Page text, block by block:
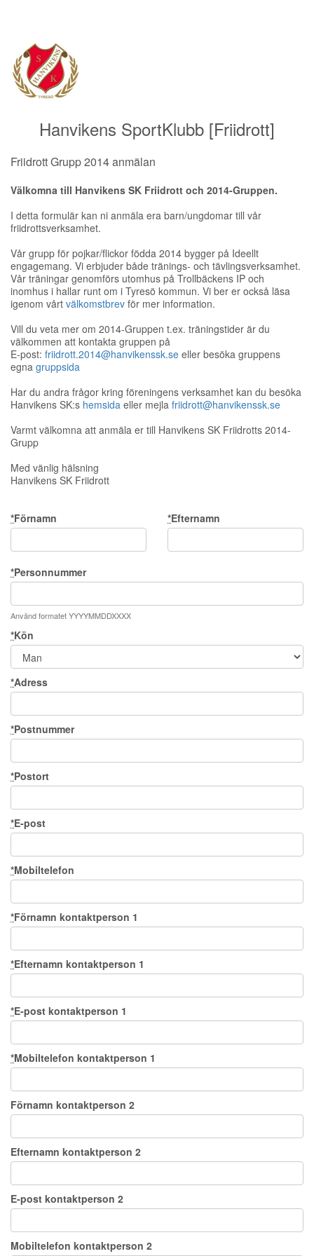
Hanvikens SportKlubb [Friidrott]
Friidrott Grupp 2014 anmälan
Välkomna till Hanvikens SK Friidrott och 2014-Gruppen.
I detta formulär kan ni anmäla era barn/ungdomar till vår
friidrottsverksamhet.
Vår grupp för pojkar/flickor födda 2014 bygger på Ideellt
engagemang. Vi erbjuder både tränings- och tävlingsverksamhet.
Vår träningar genomförs utomhus på Trollbäckens IP och
inomhus i hallar runt om i Tyresö kommun. Vi ber er också läsa
igenom vårt välkomstbrev för mer information.
Vill du veta mer om 2014-Gruppen t.ex. träningstider är du
välkommen att kontakta gruppen på
E-post: friidrott.2014@hanvikenssk.se eller besöka gruppens
egna gruppsida
Har du andra frågor kring föreningens verksamhet kan du besöka
Hanvikens SK:s hemsida eller mejla friidrott@hanvikenssk.se
Varmt välkomna att anmäla er till Hanvikens SK Friidrotts 2014-
Grupp
Med vänlig hälsning
Hanvikens SK Friidrott
*Förnamn *Efternamn
*Personnummer
Använd formatet YYYYMMDDXXXX
*Kön
*Adress
*Postnummer
*Postort
*E-post
*Mobiltelefon
*Förnamn kontaktperson 1
*Efternamn kontaktperson 1
*E-post kontaktperson 1
*Mobiltelefon kontaktperson 1
Förnamn kontaktperson 2
Efternamn kontaktperson 2
E-post kontaktperson 2
Mobiltelefon kontaktperson 2